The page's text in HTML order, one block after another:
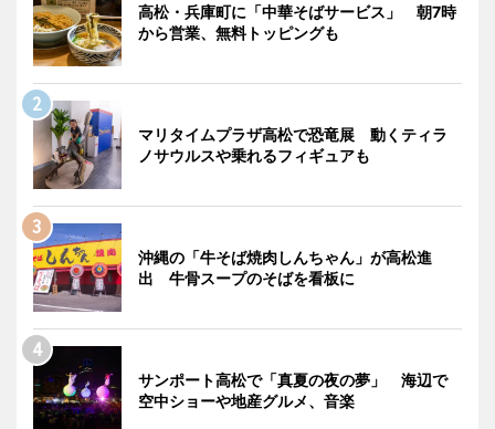
高松・兵庫町に「中華そばサービス」 朝7時
から営業、無料トッピングも
マリタイムプラザ高松で恐竜展 動くティラ
ノサウルスや乗れるフィギュアも
沖縄の「牛そば焼肉しんちゃん」が高松進
出 牛骨スープのそばを看板に
サンポート高松で「真夏の夜の夢」 海辺で
空中ショーや地産グルメ、音楽